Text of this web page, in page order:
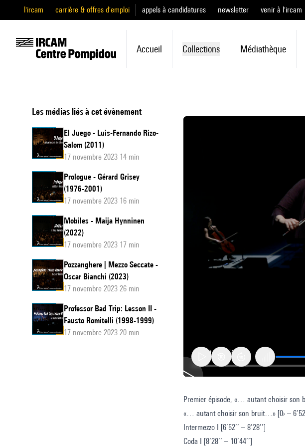
l'ircam carrière & offres d'emploi appels à candidatures newsletter venir à l'ircam
Accueil Collections Médiathèque
Les médias liés à cet évènement
El Juego - Luis-Fernando Rizo-
Salom (2011)
17 novembre 2023 14 min
Prologue - Gérard Grisey
(1976-2001)
17 novembre 2023 16 min
Mobiles - Maija Hynninen
(2022)
17 novembre 2023 17 min
Pozzanghere | Mezzo Seccate -
Oscar Bianchi (2023)
17 novembre 2023 26 min
Professor Bad Trip: Lesson II -
Fausto Romitelli (1998-1999)
17 novembre 2023 20 min
« Sound »
Premier épisode, «… autant choisir
«… autant choisir son bruit…» [0› –
Intermezzo I [6’52’’ – 8’28’’]
Coda I [8’28’’ – 10’44’’]